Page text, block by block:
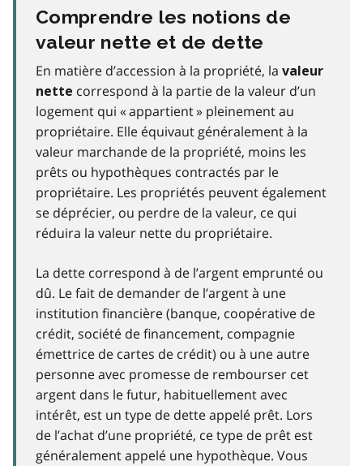
Comprendre les notions de
valeur nette et de dette
En matière d’accession à la propriété, la valeur
nette correspond à la partie de la valeur d’un
logement qui « appartient » pleinement au
propriétaire. Elle équivaut généralement à la
valeur marchande de la propriété, moins les
prêts ou hypothèques contractés par le
propriétaire. Les propriétés peuvent également
se déprécier, ou perdre de la valeur, ce qui
réduira la valeur nette du propriétaire.
La dette correspond à de l’argent emprunté ou
dû. Le fait de demander de l’argent à une
institution financière (banque, coopérative de
crédit, société de financement, compagnie
émettrice de cartes de crédit) ou à une autre
personne avec promesse de rembourser cet
argent dans le futur, habituellement avec
intérêt, est un type de dette appelé prêt. Lors
de l’achat d’une propriété, ce type de prêt est
généralement appelé une hypothèque. Vous